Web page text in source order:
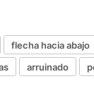
flecha hacia abajo
arruinado